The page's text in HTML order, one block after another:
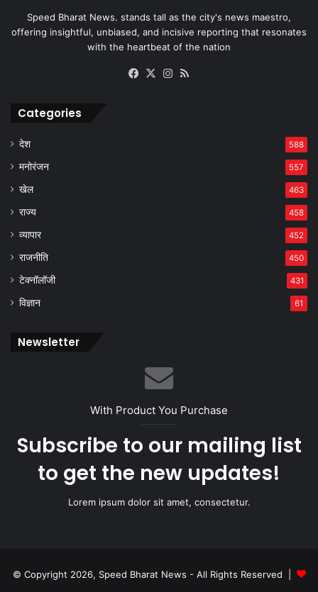
Speed Bharat News. stands tall as the city's news maestro,
offering insightful, unbiased, and incisive reporting that resonates
with the heartbeat of the nation
Facebook
X Instagram
Categories
देश 588
मनोरंजन 557
खेल 463
राज्य 458
व्यापार 452
राजनीति 450
टेक्नॉलॉजी 431
विज्ञान 61
Newsletter
With Product You Purchase
Subscribe to our mailing list
to get the new updates!
Lorem ipsum dolor sit amet, consectetur.
© Copyright 2026, Speed Bharat News - All Rights Reserved |